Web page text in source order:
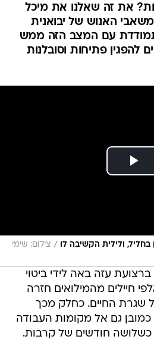
את זה שאלנו את מיכל
האנוש של יבואנית
עם המצב הזה ממש
להפגין פתיחות וסובלנות
בחליל, ולילית הקשיבה לו / צילום: שימי
עזה באה לידי ביטוי
חיילים מהמילואים חזרה
שגרת החיים. כחלק מכך
כמובן גם אל מקומות העבודה
כשלושה חודשים של קרבות.